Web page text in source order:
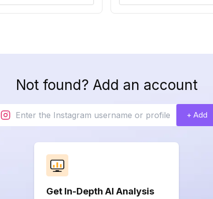
Not found? Add an account
+ Add
Get In-Depth AI Analysis